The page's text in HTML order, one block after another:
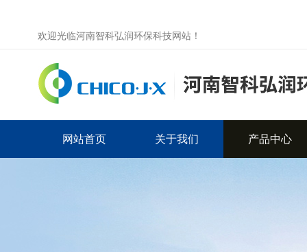
欢迎光临河南智科弘润环保科技网站！
网站首页 关于我们 产品中心